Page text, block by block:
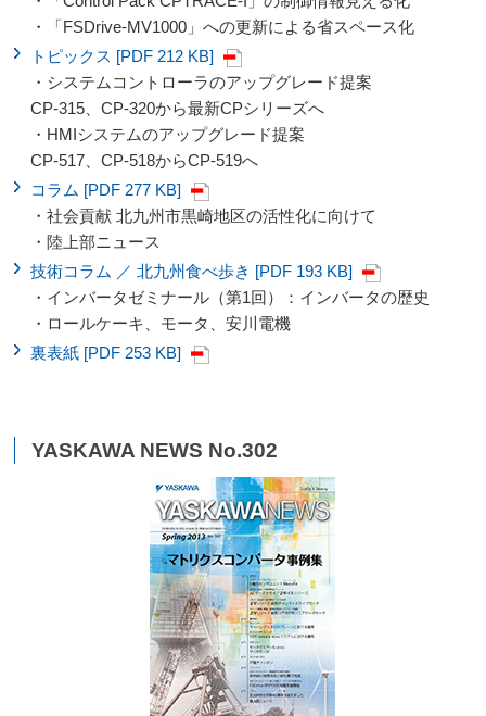
・「FSDrive-MV1000」への更新による省スペース化
トピックス [PDF 212 KB]
・システムコントローラのアップグレード提案
CP-315、CP-320から最新CPシリーズへ
・HMIシステムのアップグレード提案
CP-517、CP-518からCP-519へ
コラム [PDF 277 KB]
・社会貢献 北九州市黒崎地区の活性化に向けて
・陸上部ニュース
技術コラム ／ 北九州食べ歩き [PDF 193 KB]
・インバータゼミナール（第1回）：インバータの歴史
・ロールケーキ、モータ、安川電機
裏表紙 [PDF 253 KB]
YASKAWA NEWS No.302